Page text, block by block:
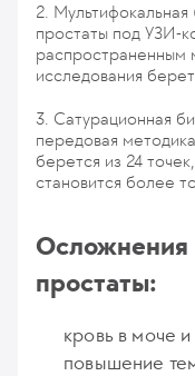
2.
простаты под УЗИ-
распространенным
исследования
3. Сатурационная
передовая
берется из 24
становится более
Осложнения
простаты:
кровь в моче и
повышение